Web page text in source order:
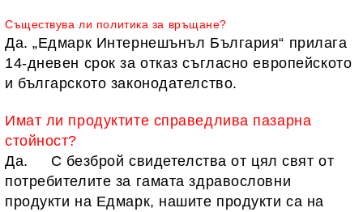
Съществува ли политика за връщане?
Да. „Едмарк Интернешънъл България“ прилага
14-дневен срок за отказ съгласно европейското
и българското законодателство.
Имат ли продуктите справедлива пазарна
стойност?
Да.
С безброй свидетелства от цял свят от
потребителите за гамата здравословни
продукти на Едмарк, нашите продукти са на